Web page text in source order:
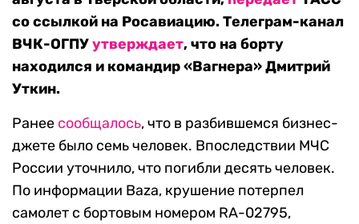
со ссылкой на Росавиацию. Телеграм-канал
ВЧК-ОГПУутверждает, что на борту
находился и командир «Вагнера» Дмитрий
Уткин.
Ранее сообщалось, что в разбившемся бизнес-
джете было семь человек. Впоследствии МЧС
России уточнило, что погибли десять человек.
По информации Baza, крушение потерпел
самолет с бортовым номером RA-02795,